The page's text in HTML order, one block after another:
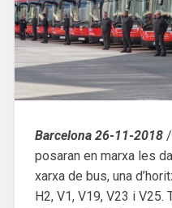
Barcelona 26-11-2018/
posaran en marxa les
xarxa de bus, una
H2, V1, V19, V23 i